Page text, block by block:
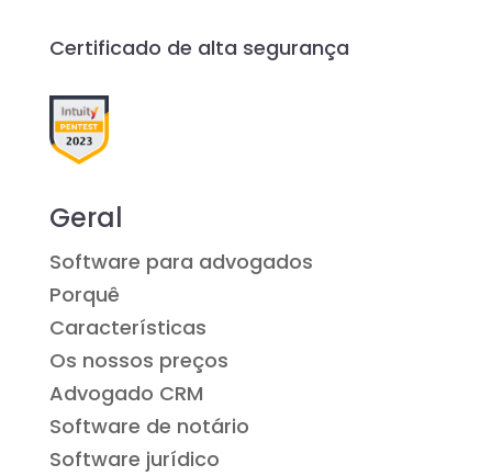
Certificado de alta segurança
Geral
Software para advogados
Porquê
Características
Os nossos preços
Advogado CRM
Software de notário
Software jurídico